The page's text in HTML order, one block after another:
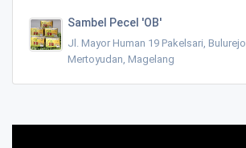
Sambel Pecel 'OB'
Jl. Mayor Human 19 Pakelsari, Bulurejo,
Mertoyudan, Magelang